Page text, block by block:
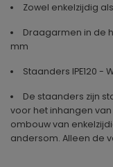
Zowel enkelzijdig
Draagarmen in de
mm
Staanders IPE120 -
De staanders zijn
voor het inhangen
ombouw van
andersom. Alleen de